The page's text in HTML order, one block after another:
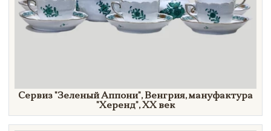
Производитель
Сервиз"ЗеленыйАппони", Венгрия, мануфактура
"Херенд",XX век